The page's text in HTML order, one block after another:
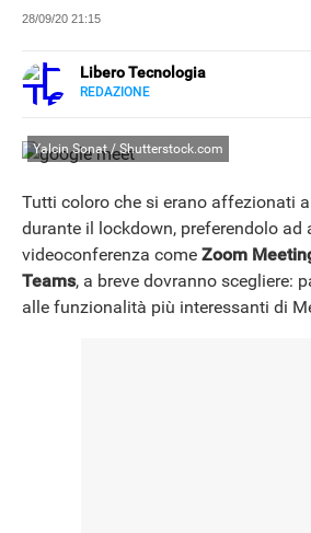
28/09/20 21:15
Libero Tecnologia
REDAZIONE
tutorial, per un pubblico di
articoli sul mondo Android e
video, smartphone e wearable,
Yalcin Sonat / Shutterstock.com
Tutti coloro che si erano affezionati a
durante il lockdown, preferendolo ad
videoconferenza come Zoom
Teams, a breve dovranno scegliere:
alle funzionalità più interessanti di